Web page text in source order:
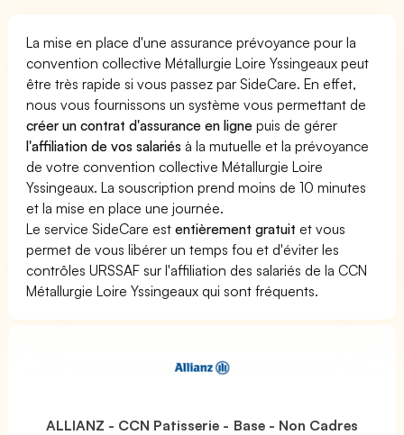
La mise en place d'une assurance prévoyance pour la
convention collective Métallurgie Loire Yssingeaux peut
être très rapide si vous passez par SideCare. En effet,
nous vous fournissons un système vous permettant de
créer un contrat d'assurance en ligne puis de gérer
l'affiliation de vos salariés à la mutuelle et la prévoyance
de votre convention collective Métallurgie Loire
Yssingeaux. La souscription prend moins de 10 minutes
et la mise en place une journée.
Le service SideCare estentièrement gratuit et vous
permet de vous libérer un temps fou et d'éviter les
contrôles URSSAF sur l'affiliation des salariés de la CCN
Métallurgie Loire Yssingeaux qui sont fréquents.
ALLIANZ - CCN Patisserie - Base - Non Cadres